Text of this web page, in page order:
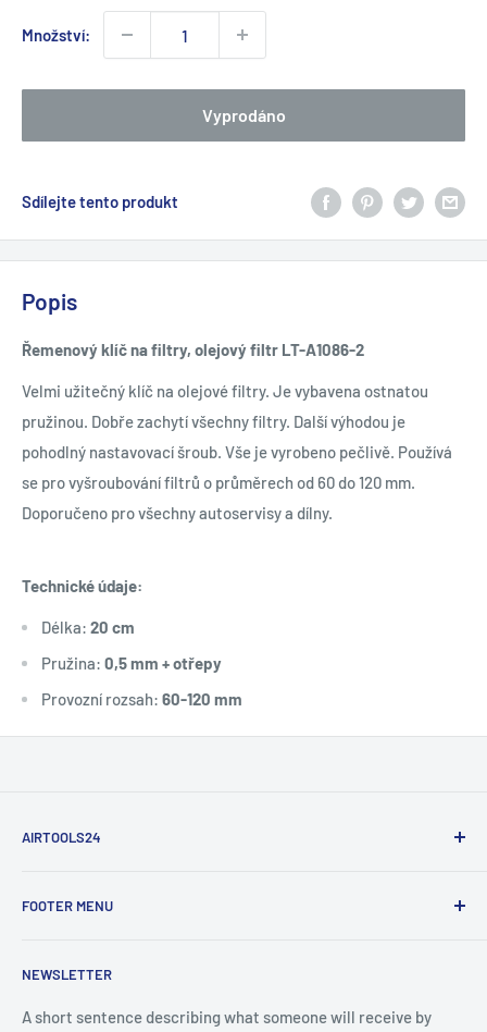
Množství:
Vyprodáno
Sdílejte tento produkt
Popis
Řemenový klíč na filtry, olejový filtr LT-A1086-2
Velmi užitečný klíč na olejové filtry. Je vybavena ostnatou
pružinou. Dobře zachytí všechny filtry. Další výhodou je
pohodlný nastavovací šroub. Vše je vyrobeno pečlivě. Používá
se pro vyšroubování filtrů o průměrech od 60 do 120 mm.
Doporučeno pro všechny autoservisy a dílny.
Technické údaje:
Délka: 20 cm
Pružina: 0,5 mm + otřepy
Provozní rozsah: 60-120 mm
AIRTOOLS24
článku, možná si nemůžete vybrat mezi dvěma, kontaktujte
FOOTER MENU
Zásady ochrany osobních údajů
Záruka
NEWSLETTER
A short sentence describing what someone will receive by